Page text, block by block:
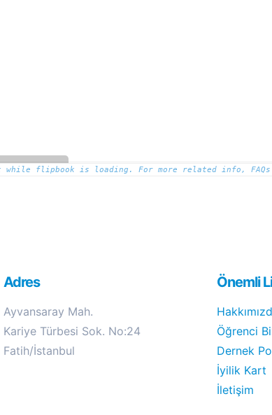
while flipbook is loading. For more related info,
Adres
Ayvansaray Mah.
Kariye Türbesi Sok. No:24
Fatih/İstanbul
Önemli
Öğrenci
Dernek
İyilik Kart
İletişim